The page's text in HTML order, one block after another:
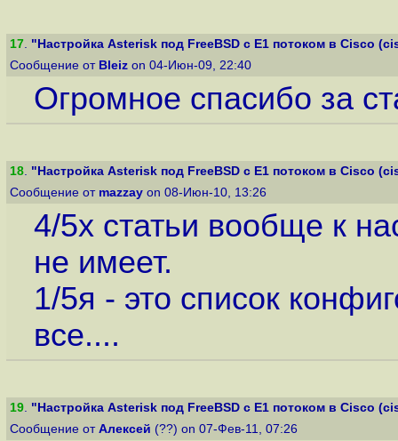
17. "Настройка Asterisk под FreeBSD с E1 потоком в Cisco
Сообщение от Bleiz on 04-Июн-09, 22:40
Огромное спасибо за
18. "Настройка Asterisk под FreeBSD с E1 потоком в Cisco
Сообщение от mazzay on 08-Июн-10, 13:26
4/5х статьи вообще к
не имеет.
1/5я - это список
все....
19. "Настройка Asterisk под FreeBSD с E1 потоком в Cisco
Сообщение от Алексей (??) on 07-Фев-11, 07:26